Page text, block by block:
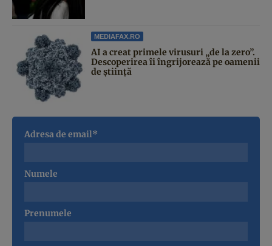
MEDIAFAX.RO
AI a creat primele virusuri „de la zero”.
Descoperirea îi îngrijorează pe oamenii
de știință
Adresa de email*
Numele
Prenumele